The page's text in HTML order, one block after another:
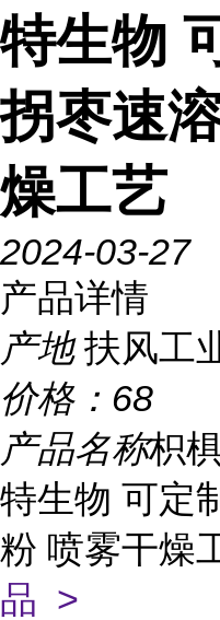
特生物
拐枣速
燥工艺
2024-03-27
产品详情
产地 扶风工
价格： 68
产品名称枳
特生物 可定
粉 喷雾干燥
品 >